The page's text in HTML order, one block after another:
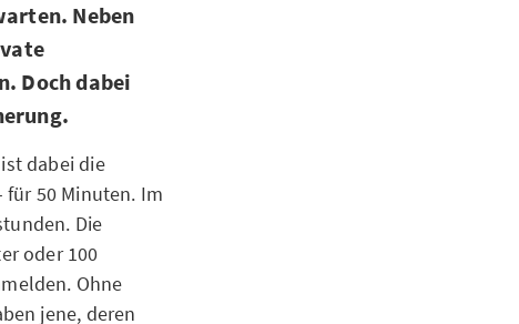
Neben
Doch dabei
dabei die
für 50 Minuten. Im
Die
oder 100
Ohne
jene, deren